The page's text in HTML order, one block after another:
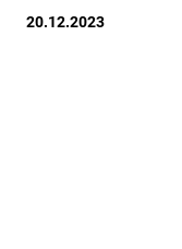
20.12.2023